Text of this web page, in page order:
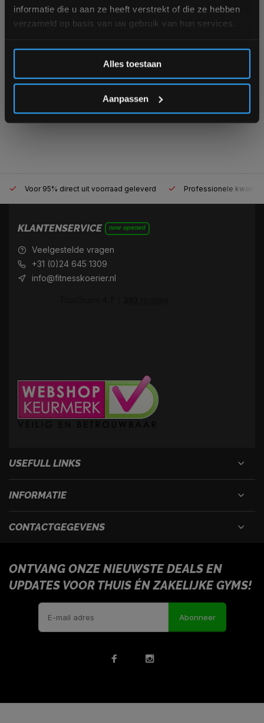
informatie die u aan ze heeft verstrekt of die ze hebben
verzameld op basis van uw gebruik van hun services.
Alles toestaan
Aanpassen
€54,99
1
Voor 95% direct uit voorraad geleverd Professionele
KLANTENSERVICE now opened
Veelgestelde vragen
+31 (0)24 645 1309
info@fitnesskoerier.nl
USEFULL LINKS
INFORMATIE
CONTACTGEGEVENS
ONTVANG ONZE NIEUWSTE DEALS EN
UPDATES VOOR THUIS ÉN ZAKELIJKE GYMS!
Abonneer
Inschrijven
*Verzendkosten vallen buiten de korting